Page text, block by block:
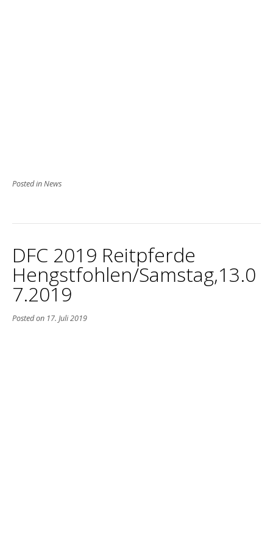
Posted inNews
DFC 2019 Reitpferde
Hengstfohlen/Samstag,13.0
7.2019
Posted on 17. Juli 2019